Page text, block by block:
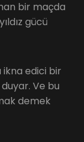
bir maçda
gücü
ikna edici bir
Ve bu
demek